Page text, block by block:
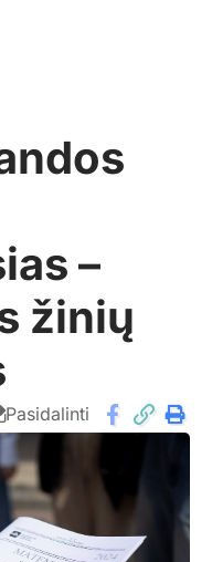
–
žinių
Pasidalinti